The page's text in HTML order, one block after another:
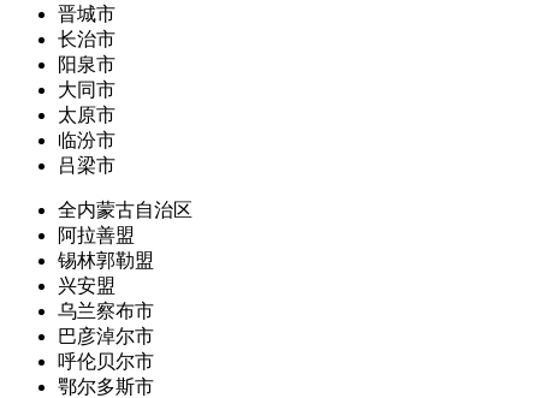
晋城市
长治市
阳泉市
大同市
太原市
临汾市
吕梁市
全内蒙古自治区
阿拉善盟
锡林郭勒盟
兴安盟
乌兰察布市
巴彦淖尔市
呼伦贝尔市
鄂尔多斯市